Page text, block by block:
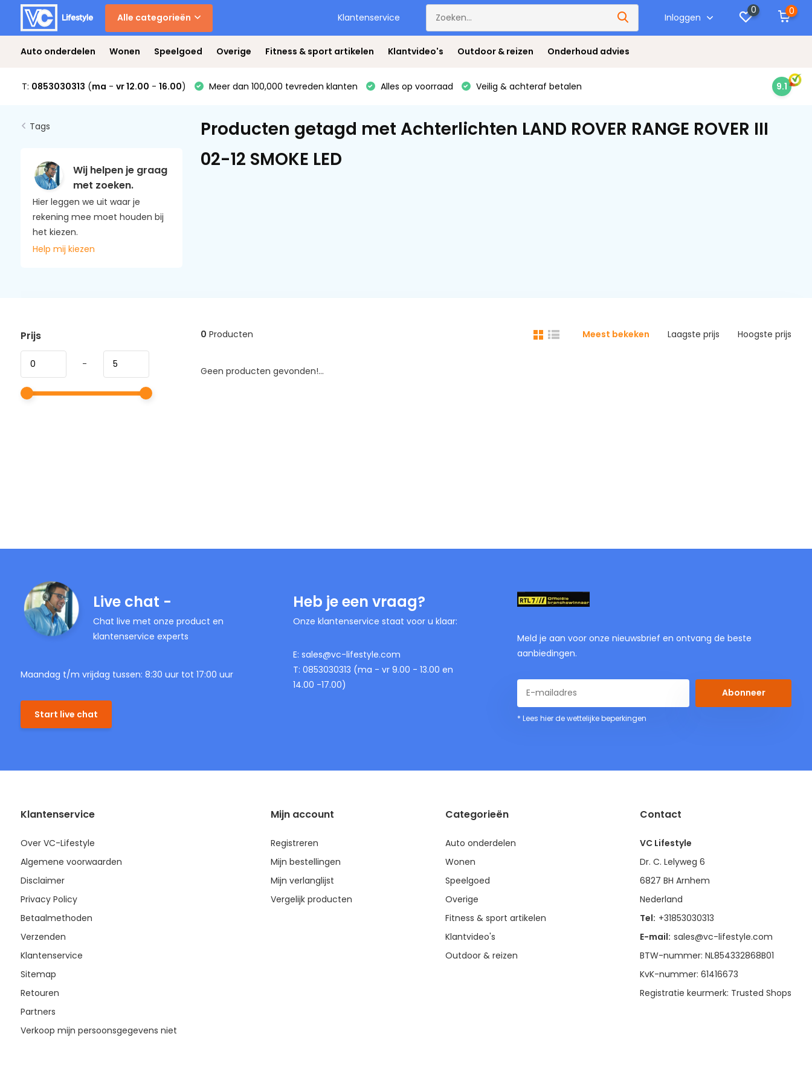
Alle categorieën Klantenservice Inloggen
0 0
Auto onderdelen Wonen Speelgoed Overige Fitness & sport artikelen Klantvideo's Outdoor & reizen Onderhoud advies
T: 0853030313 (ma - vr 12.00 - 16.00) Meer dan 100,000 tevreden klanten Alles op voorraad Veilig & achteraf betalen 9.1
Tags
Wij helpen je graag
met zoeken.
Hier leggen we uit waar je
rekening mee moet houden bij
het kiezen.
Help mij kiezen
Producten getagd met Achterlichten LAND ROVER RANGE ROVER III
02-12 SMOKE LED
Prijs
-
0 Producten Meest bekeken Laagste prijs Hoogste prijs
Geen producten gevonden!...
Live chat -
Chat live met onze product en
klantenservice experts
Maandag t/m vrijdag tussen: 8:30 uur tot 17:00 uur
Start live chat
Heb je een vraag?
Onze klantenservice staat voor u klaar:
E: sales@vc-lifestyle.com
T: 0853030313 (ma - vr 9.00 - 13.00 en
14.00 -17.00)
Meld je aan voor onze nieuwsbrief en ontvang de beste
aanbiedingen.
Abonneer
* Lees hier de wettelijke beperkingen
Klantenservice
Over VC-Lifestyle
Algemene voorwaarden
Disclaimer
Privacy Policy
Betaalmethoden
Verzenden
Klantenservice
Sitemap
Retouren
Partners
Verkoop mijn persoonsgegevens niet
Mijn account
Registreren
Mijn bestellingen
Mijn verlanglijst
Vergelijk producten
Categorieën
Auto onderdelen
Wonen
Speelgoed
Overige
Fitness & sport artikelen
Klantvideo's
Outdoor & reizen
Contact
VC Lifestyle
Dr. C. Lelyweg 6
6827 BH Arnhem
Nederland
Tel: +31853030313
E-mail: sales@vc-lifestyle.com
BTW-nummer: NL854332868B01
KvK-nummer: 61416673
Registratie keurmerk: Trusted Shops